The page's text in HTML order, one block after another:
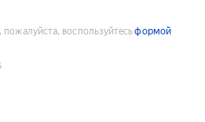
воспользуйтесьформой